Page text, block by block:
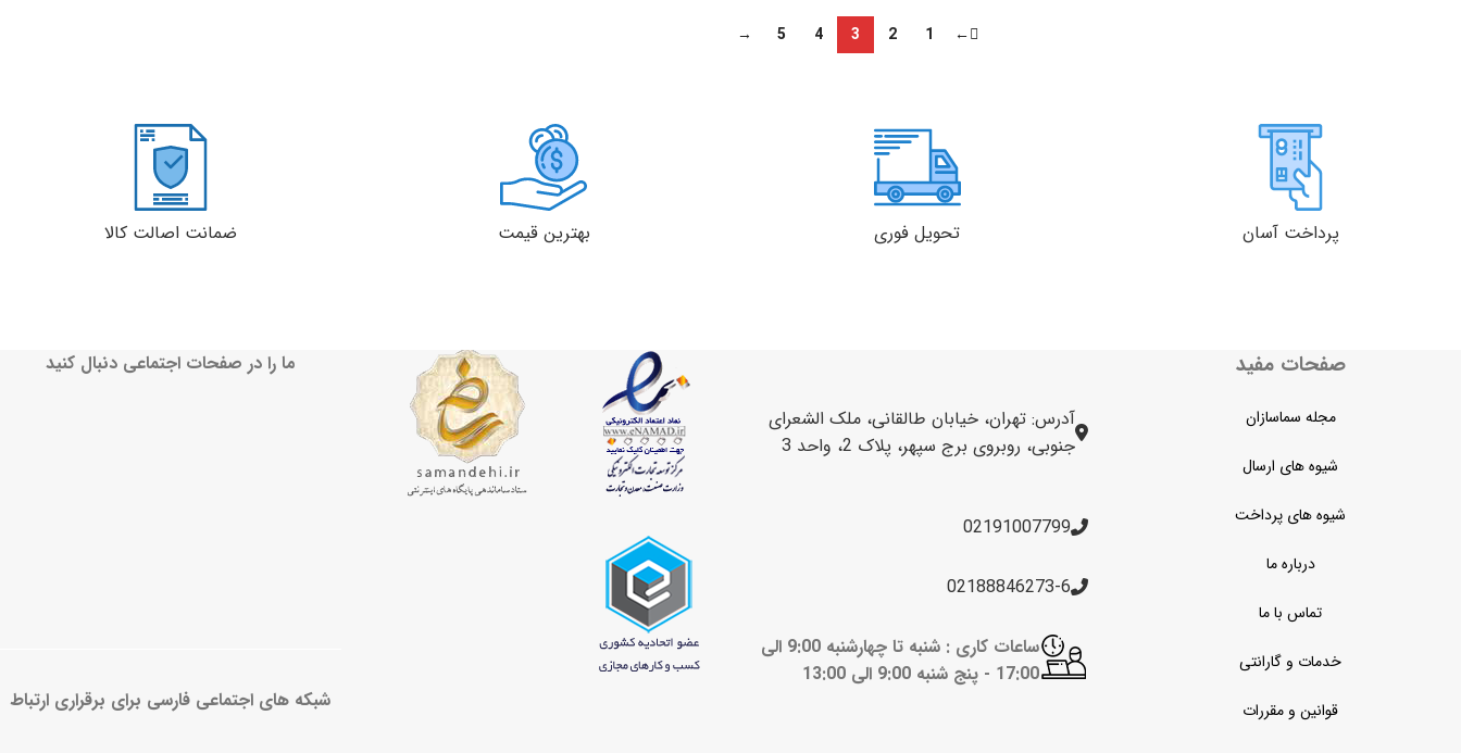
←
1
2
3
4
5
→
ضمانت اصالت کالا بهترین قیمت تحویل فوری پرداخت آسان
صفحات مفید
مجله سماسازان
شیوه های ارسال
شیوه های پرداخت
درباره ما
تماس با ما
خدمات و گارانتی
قوانین و مقررات
آدرس: تهران، خیابان طالقانی، ملک الشعرای
جنوبی، روبروی برج سپهر، پلاک 2، واحد 3
02191007799
02188846273-6
ساعات کاری : شنبه تا چهارشنبه 9:00 الی
17:00 -
پنج شنبه 9:00 الی 13:00
ما را در صفحات اجتماعی دنبال کنید
شبکه های اجتماعی فارسی برای برقراری ارتباط